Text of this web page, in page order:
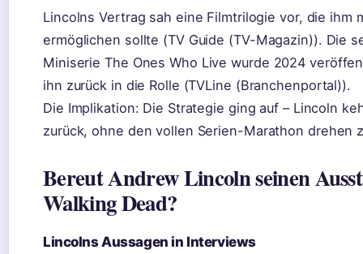
Lincolns Vertrag sah eine Filmtrilogie vor, die ihm
ermöglichen sollte (TV Guide (TV-Magazin)). Die
Miniserie The Ones Who Live wurde 2024
ihn zurück in die Rolle (TVLine (Branchenportal)).
Die Implikation: Die Strategie ging auf – Lincoln
zurück, ohne den vollen Serien-Marathon drehen
Bereut Andrew Lincoln seinen
Walking Dead?
Lincolns Aussagen in Interviews